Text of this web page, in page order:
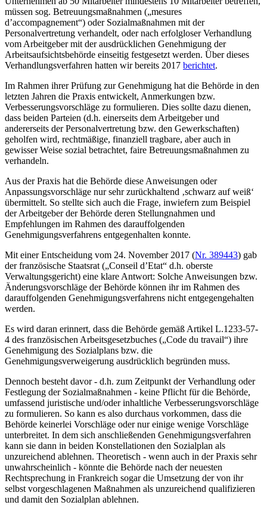
müssen sog. Betreuungsmaßnahmen („mesures
d’accompagnement“) oder Sozialmaßnahmen mit der
Personalvertretung verhandelt, oder nach erfolgloser Verhandlung
vom Arbeitgeber mit der ausdrücklichen Genehmigung der
Arbeitsaufsichtsbehörde einseitig festgesetzt werden. Über dieses
Verhandlungsverfahren hatten wir bereits 2017 berichtet.
Im Rahmen ihrer Prüfung zur Genehmigung hat die Behörde in den
letzten Jahren die Praxis entwickelt, Anmerkungen bzw.
Verbesserungsvorschläge zu formulieren. Dies sollte dazu dienen,
dass beiden Parteien (d.h. einerseits dem Arbeitgeber und
andererseits der Personalvertretung bzw. den Gewerkschaften)
geholfen wird, rechtmäßige, finanziell tragbare, aber auch in
gewisser Weise sozial betrachtet, faire Betreuungsmaßnahmen zu
verhandeln.
Aus der Praxis hat die Behörde diese Anweisungen oder
Anpassungsvorschläge nur sehr zurückhaltend ‚schwarz auf weiß‘
übermittelt. So stellte sich auch die Frage, inwiefern zum Beispiel
der Arbeitgeber der Behörde deren Stellungnahmen und
Empfehlungen im Rahmen des darauffolgenden
Genehmigungsverfahrens entgegenhalten konnte.
Mit einer Entscheidung vom 24. November 2017 (Nr. 389443) gab
der französische Staatsrat („Conseil d’Etat“ d.h. oberste
Verwaltungsgericht) eine klare Antwort: Solche Anweisungen bzw.
Änderungsvorschläge der Behörde können ihr im Rahmen des
darauffolgenden Genehmigungsverfahrens nicht entgegengehalten
werden.
Es wird daran erinnert, dass die Behörde gemäß Artikel L.1233-57-
4 des französischen Arbeitsgesetzbuches („Code du travail“) ihre
Genehmigung des Sozialplans bzw. die
Genehmigungsverweigerung ausdrücklich begründen muss.
Dennoch besteht davor - d.h. zum Zeitpunkt der Verhandlung oder
Festlegung der Sozialmaßnahmen - keine Pflicht für die Behörde,
umfassend juristische und/oder inhaltliche Verbesserungsvorschläge
zu formulieren. So kann es also durchaus vorkommen, dass die
Behörde keinerlei Vorschläge oder nur einige wenige Vorschläge
unterbreitet. In dem sich anschließenden Genehmigungsverfahren
kann sie dann in beiden Konstellationen den Sozialplan als
unzureichend ablehnen. Theoretisch - wenn auch in der Praxis sehr
unwahrscheinlich - könnte die Behörde nach der neuesten
Rechtsprechung in Frankreich sogar die Umsetzung der von ihr
selbst vorgeschlagenen Maßnahmen als unzureichend qualifizieren
und damit den Sozialplan ablehnen.